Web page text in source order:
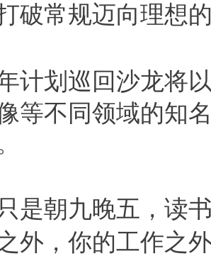
破常规迈向理想
计划巡回沙龙将
等不同领域的知
是朝九晚五，读
外，你的工作之